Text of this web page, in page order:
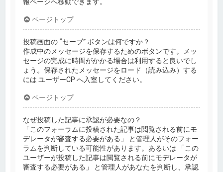
報ページへ移動できます。
ページトップ
投稿画面の “セーブ” ボタンは何ですか？
作成中のメッセージを保存するためのボタンです。メッ
セージの完成に時間がかかる場合は利用すると良いでし
ょう。保存されたメッセージをロード（読み込み）する
には ユーザーCP へ入室してください。
ページトップ
なぜ投稿した記事に承認が必要なの？
「このフォーラムに投稿された記事は閲覧される前にモ
デレータが審査する必要がある」 と管理人がそのフォー
ラムを判断している可能性があります。あるいは 「この
ユーザーが投稿した記事は閲覧される前にモデレータが
審査する必要がある」 と管理人があなたを判断し、承認